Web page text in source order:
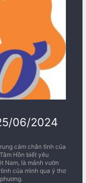
06/2024
cảm chân tình của
Hồn biết yêu
Nam, là mảnh vườn
của mình qua ý thơ